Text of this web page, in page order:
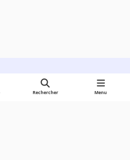
Rechercher Menu